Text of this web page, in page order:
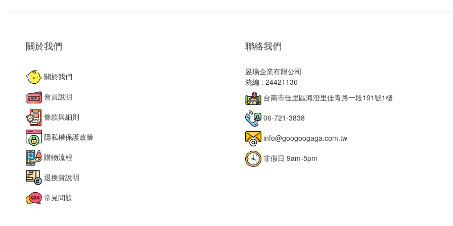
關於我們
關於我們
會員說明
條款與細則
隱私權保護政策
購物流程
退換貨說明
常見問題
聯絡我們
昱瑒企業有限公司
統編 : 24421136
台南市佳里區海澄里佳青路一段191號1樓
06-721-3838
info@googoogaga.com.tw
非假日 9am-5pm